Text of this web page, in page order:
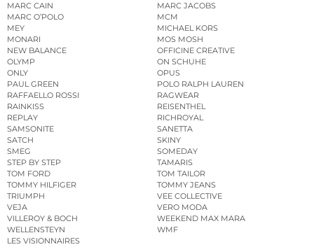
MARC CAIN
MARC JACOBS
MARC O’POLO
MCM
MEY
MICHAEL KORS
MONARI
MOS MOSH
NEW BALANCE
OFFICINE CREATIVE
OLYMP
ON SCHUHE
ONLY
OPUS
PAUL GREEN
POLO RALPH LAUREN
RAFFAELLO ROSSI
RAGWEAR
RAINKISS
REISENTHEL
REPLAY
RICHROYAL
SAMSONITE
SANETTA
SATCH
SKINY
SMEG
SOMEDAY
STEP BY STEP
TAMARIS
TOM FORD
TOM TAILOR
TOMMY HILFIGER
TOMMY JEANS
TRIUMPH
VEE COLLECTIVE
VEJA
VERO MODA
VILLEROY & BOCH
WEEKEND MAX MARA
WELLENSTEYN
WMF
LES VISIONNAIRES